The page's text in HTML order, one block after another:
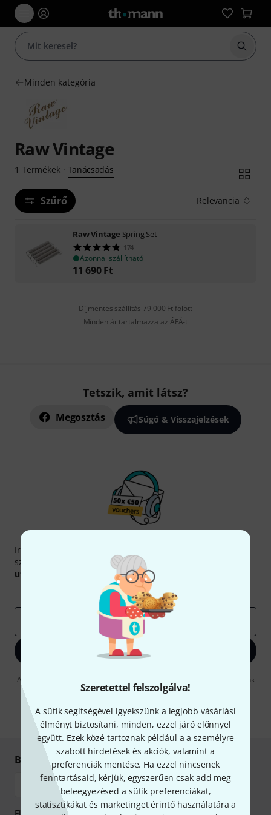
Szeretettel felszolgálva!
A sütik segítségével igyekszünk a legjobb vásárlási
élményt biztosítani, minden, ezzel járó előnnyel
együtt. Ezek közé tartoznak például a a személyre
szabott hirdetések és akciók, valamint a
preferenciák mentése. Ha ezzel nincsenek
fenntartásaid, kérjük, egyszerűen csak add meg
beleegyezésed a sütik preferenciákat,
statisztikákat és marketinget érintő használatára a
Minden kategória
Raw Vintage
1 Termékek· Tanácsadás
Szűrő Relevancia
Raw Vintage Spring Set
174
Azonnal szállítható
11 690 Ft
Díjmentes szállítás 79 000 Ft fölött
Minden ár tartalmazza az ÁFÁ-t
Tetszik, amit látsz?
Megosztás Súgó & Visszajelzések
Thomann hírlevél
Iratkozz fel a Thomann angol nyelvű hírlevelére, és kis
szerencsével megnyerheted a
50
utalvány
Inspiráló gondolatok
Akciók
Bejelentkezés
A "Bejelentkezés" gombra kattintva elfogadja, hogy e-mailben küldjünk
önnek hirdetéseket. Bármikor leiratkozhat erről. A hírlevélről további
* Kitöltés kötelező
Biztonságos vásárlás és fizetés